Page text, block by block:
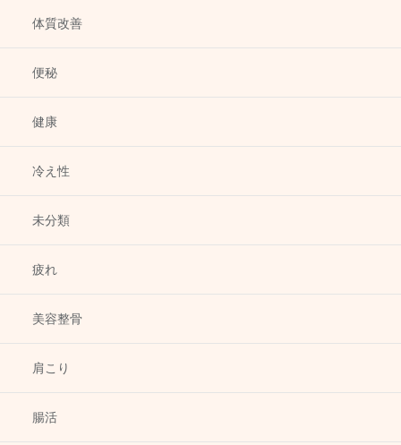
体質改善
便秘
健康
冷え性
未分類
疲れ
美容整骨
肩こり
腸活